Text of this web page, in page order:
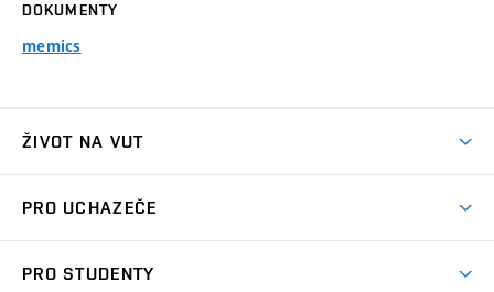
DOKUMENTY
memics
ŽIVOT NA VUT
Koleje
PRO UCHAZEČE
PRO STUDENTY